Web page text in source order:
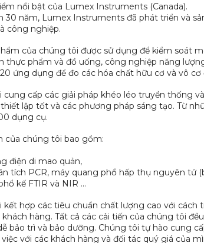
Preparation
Column
hấp phụ
phổ UVVIS, AAS... hãng Analytik Jena
Gas Chromatography hãng RESTEK
Liquid Chromatography hãng RESTEK
quang phổ... hãng AGILENT
quang phổ... hãng HITACHI
quang phổ... hãng JASCO
quang phổ... hãng PERKINELMER
quang phổ... hãng SHIMADZU
quang phổ... hãng THERMO / DIONEX
phần (Single-Component)
đa thành phần (Multi-Component)
Standards GCMS
Standards LCMS
thành phần
Chất chuẩn Phthalates
vệ thực vật Pesticide
(CRM - Certified Reference Materials)
Volume - Flow
Parameter
Time - Frequency
kế
tay hiện trường
nổi bật của Lumex Instruments (Canada).
30 năm, Lumex Instruments đã phát triển và
công nghiệp.
của chúng tôi được sử dụng để kiểm soát
thực phẩm và đồ uống, công nghiệp năng
ứng dụng để đo các hóa chất hữu cơ và vô cơ
cung cấp các giải pháp khéo léo truyền thống
lập tốt và các phương pháp sáng tạo. Từ
dụng cụ.
của chúng tôi bao gồm:
điện di mao quản,
tích PCR, máy quang phổ hấp thụ nguyên tử
kế FTIR và NIR …
kết hợp các tiêu chuẩn chất lượng cao với
hàng. Tất cả các cải tiến của chúng tôi
bảo trì và bảo dưỡng. Chúng tôi tự hào cung
với các khách hàng và đối tác quý giá của